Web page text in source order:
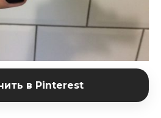
в Pinterest